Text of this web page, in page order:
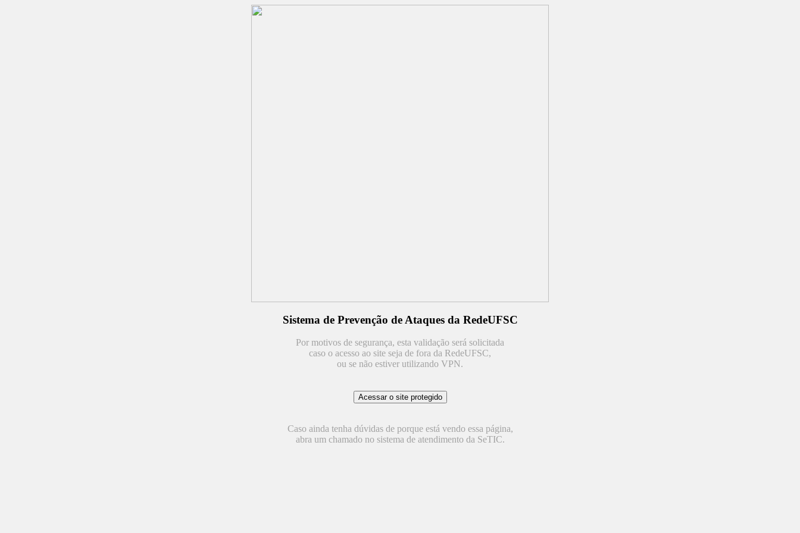
Sistema de Prevenção de Ataques da RedeUFSC
Por motivos de segurança, esta validação será solicitada
caso o acesso ao site seja de fora da RedeUFSC,
ou se não estiver utilizando VPN.
Caso ainda tenha dúvidas de porque está vendo essa página,
abra um chamado no sistema de atendimento da SeTIC.